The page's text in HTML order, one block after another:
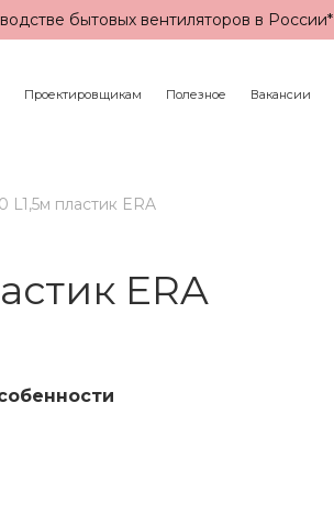
бытовых вентиляторов в России*
Проектировщикам Полезное Вакансии
L1,5м пластик ERA
ERA